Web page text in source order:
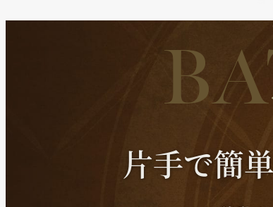
片手で簡